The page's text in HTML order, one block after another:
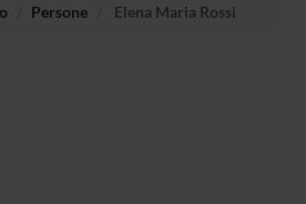
Persone Elena Maria Rossi